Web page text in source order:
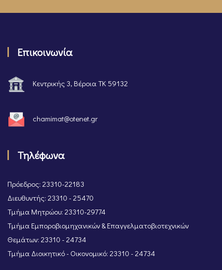
Επικοινωνία
Κεντρικής 3, Βέροια ΤΚ 59132
chamimat@otenet.gr
Τηλέφωνα
Πρόεδρος: 23310-22183
Διευθυντής: 23310 - 25470
Τμήμα Μητρώου: 23310-29774
Τμήμα Εμποροβιομηχανικών & Επαγγελματοβιοτεχνικών
Θεμάτων: 23310 - 24734
Τμήμα Διοικητικό - Οικονομικό: 23310 - 24734